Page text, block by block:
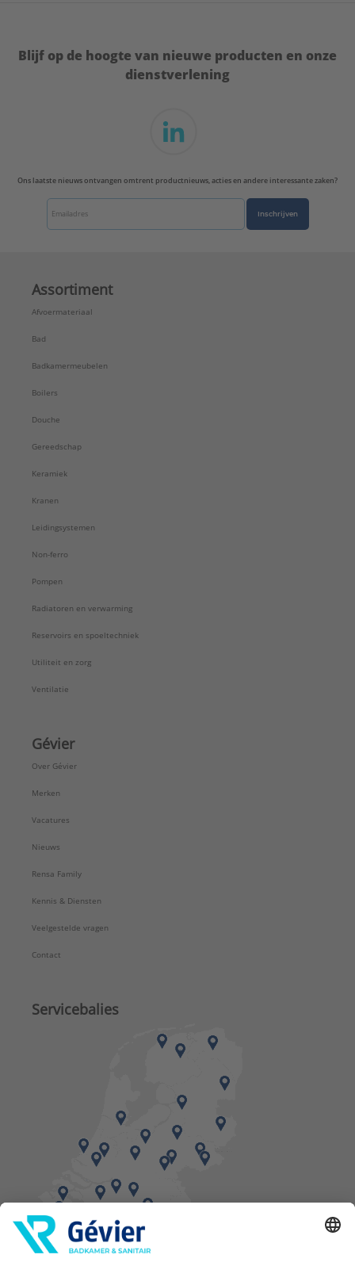
Blijf op de hoogte van nieuwe producten en onze
dienstverlening
Ons laatste nieuws ontvangen omtrent productnieuws, acties en andere interessante zaken?
Inschrijven
Assortiment
Afvoermateriaal
Bad
Badkamermeubelen
Boilers
Douche
Gereedschap
Keramiek
Kranen
Leidingsystemen
Non-ferro
Pompen
Radiatoren en verwarming
Reservoirs en spoeltechniek
Utiliteit en zorg
Ventilatie
Gévier
Over Gévier
Merken
Vacatures
Nieuws
Rensa Family
Kennis & Diensten
Veelgestelde vragen
Contact
Servicebalies
Vind een balie in de buurt